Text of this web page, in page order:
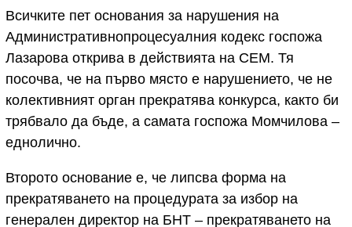
Всичките пет основания за нарушения на
Административнопроцесуалния кодекс госпожа
Лазарова открива в действията на СЕМ. Тя
посочва, че на първо място е нарушението, че не
колективният орган прекратява конкурса, както би
трябвало да бъде, а самата госпожа Момчилова –
еднолично.
Второто основание е, че липсва форма на
прекратяването на процедурата за избор на
генерален директор на БНТ – прекратяването на